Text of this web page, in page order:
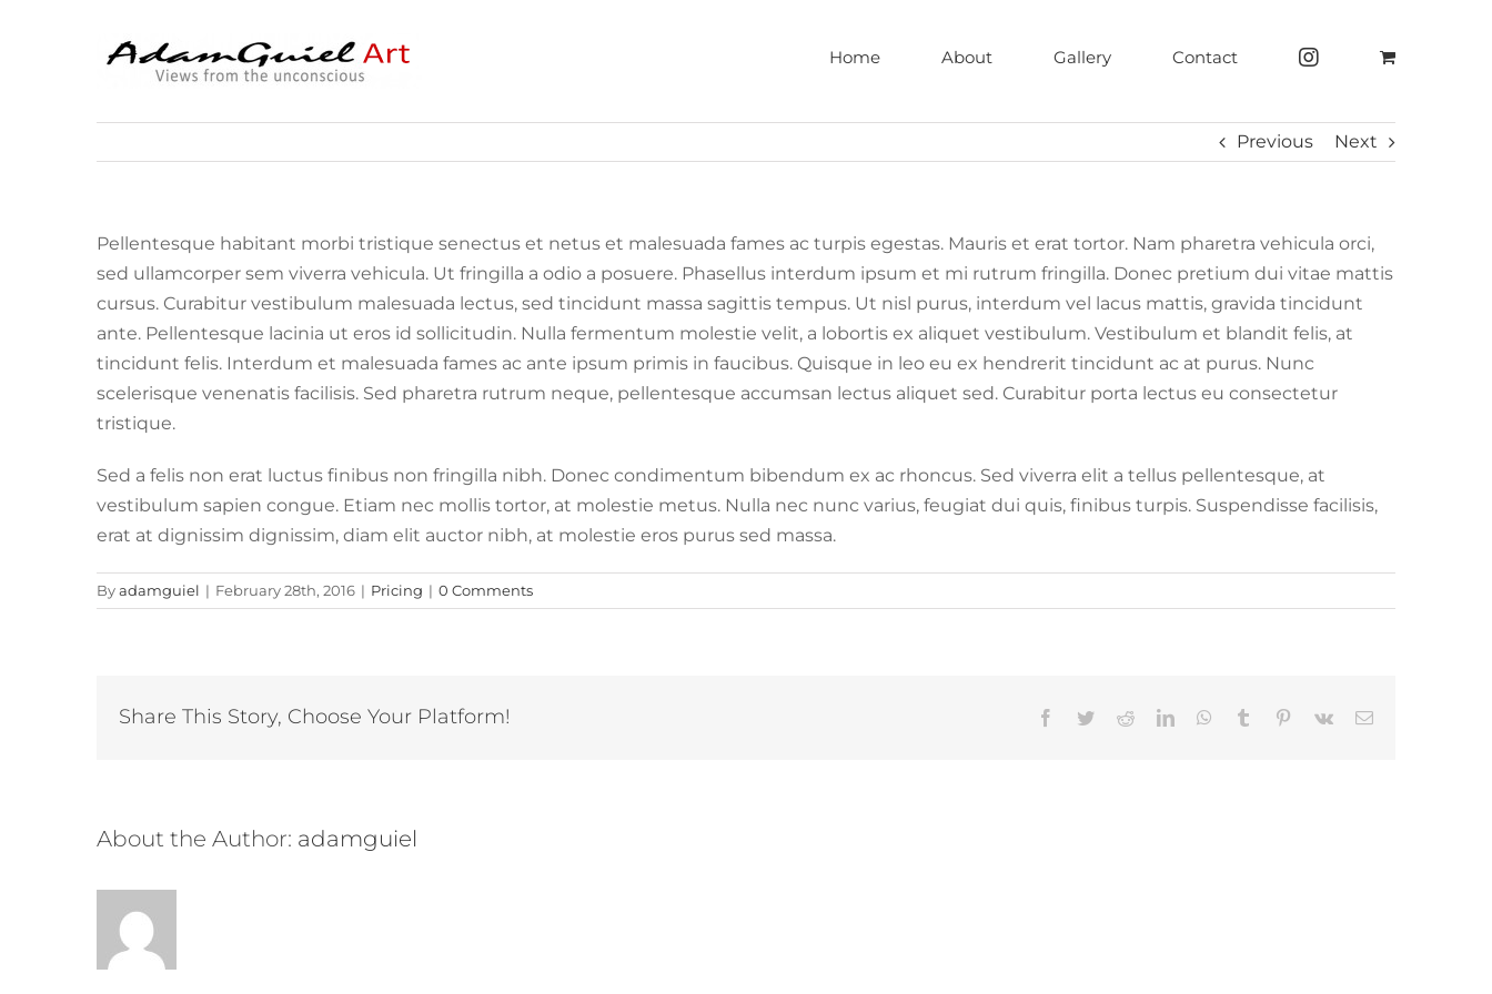
Home About Gallery Contact
Previous Next
Pellentesque habitant morbi tristique senectus et netus et malesuada fames ac turpis egestas. Mauris et erat tortor. Nam pharetra vehicula orci,
sed ullamcorper sem viverra vehicula. Ut fringilla a odio a posuere. Phasellus interdum ipsum et mi rutrum fringilla. Donec pretium dui vitae mattis
cursus. Curabitur vestibulum malesuada lectus, sed tincidunt massa sagittis tempus. Ut nisl purus, interdum vel lacus mattis, gravida tincidunt
ante. Pellentesque lacinia ut eros id sollicitudin. Nulla fermentum molestie velit, a lobortis ex aliquet vestibulum. Vestibulum et blandit felis, at
tincidunt felis. Interdum et malesuada fames ac ante ipsum primis in faucibus. Quisque in leo eu ex hendrerit tincidunt ac at purus. Nunc
scelerisque venenatis facilisis. Sed pharetra rutrum neque, pellentesque accumsan lectus aliquet sed. Curabitur porta lectus eu consectetur
tristique.
Sed a felis non erat luctus finibus non fringilla nibh. Donec condimentum bibendum ex ac rhoncus. Sed viverra elit a tellus pellentesque, at
vestibulum sapien congue. Etiam nec mollis tortor, at molestie metus. Nulla nec nunc varius, feugiat dui quis, finibus turpis. Suspendisse facilisis,
erat at dignissim dignissim, diam elit auctor nibh, at molestie eros purus sed massa.
Byadamguiel | February 28th, 2016 | Pricing | 0 Comments
Share This Story, Choose Your Platform! Facebook
TwitterRedditLinkedInWhatsApp
Tumblr Pinterest
Vk Email
About the Author: adamguiel